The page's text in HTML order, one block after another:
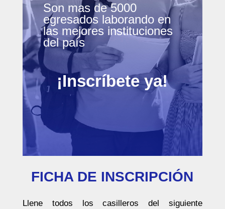
Son mas de 5000
egresados laborando en
las mejores instituciones
del país
¡Inscríbete ya!
FICHA DE INSCRIPCIÓN
Llene todos los casilleros del siguiente